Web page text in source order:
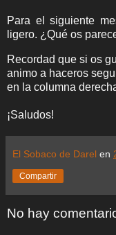
Para el siguiente
ligero. ¿Qué os
Recordad que si os
animo a haceros
en la columna
¡Saludos!
El Sobaco de Darel en
Compartir
No hay